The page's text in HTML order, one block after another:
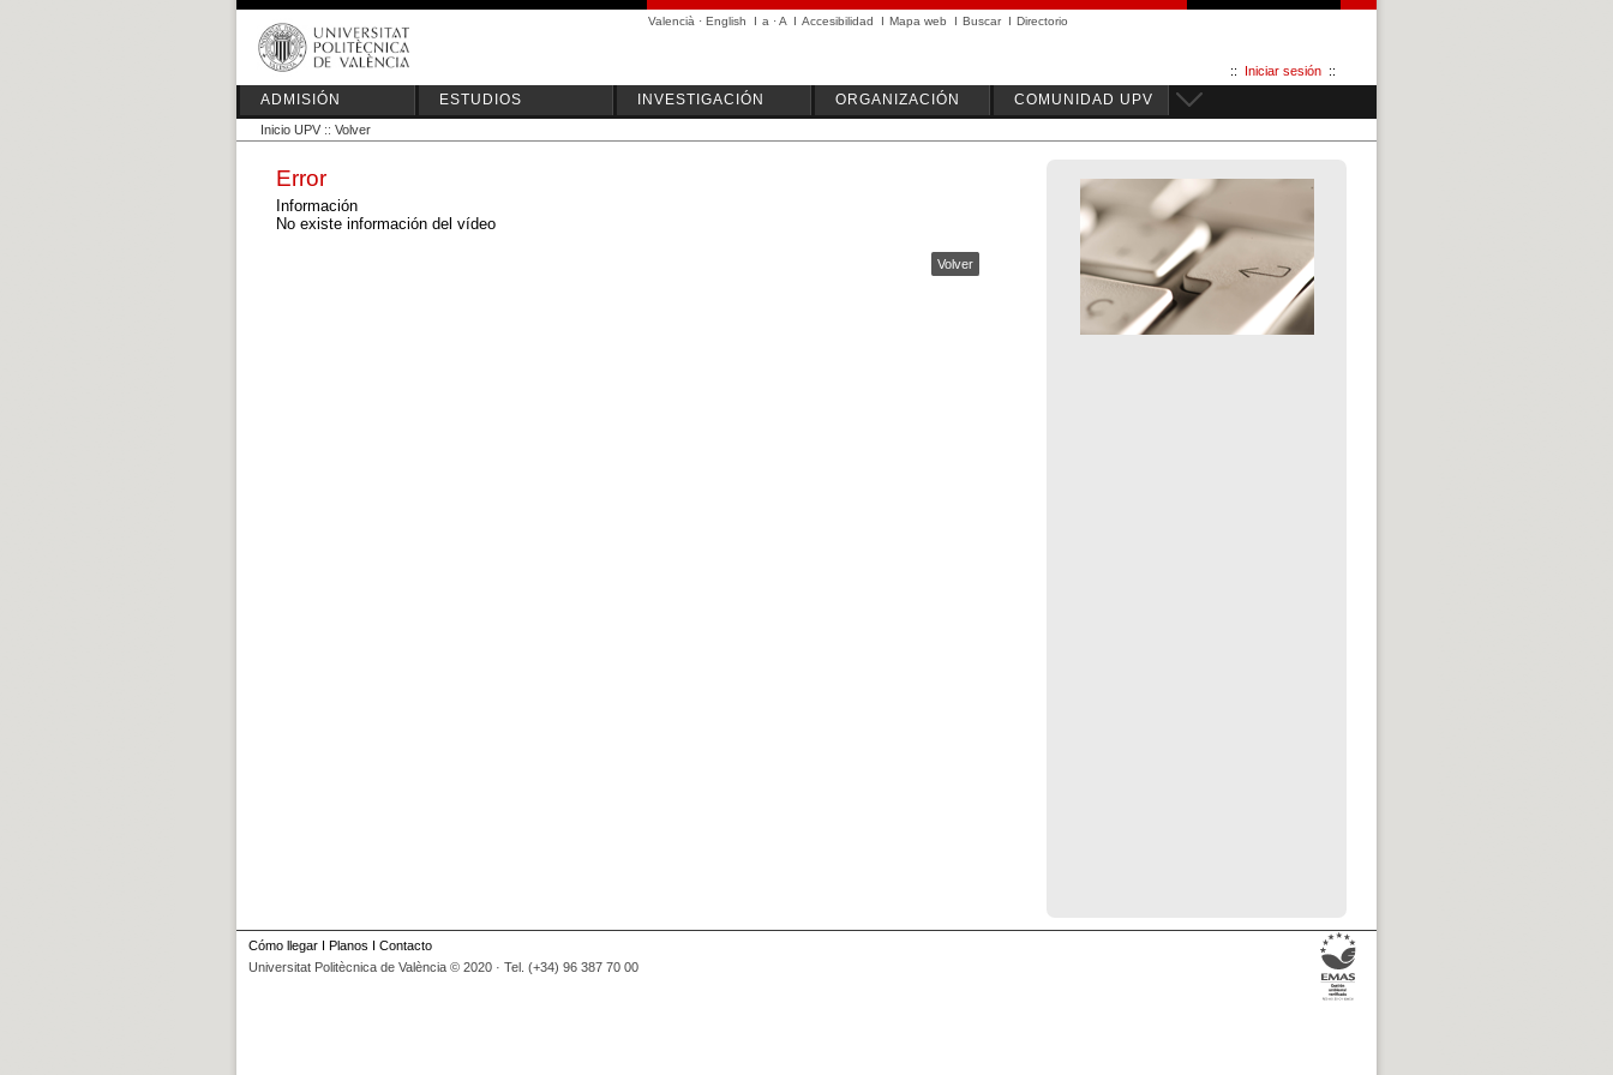
Valencià · English I a ·A I Accesibilidad I Mapa web I Buscar I Directorio
:: Iniciar sesión ::
ADMISIÓN ESTUDIOS INVESTIGACIÓN ORGANIZACIÓN COMUNIDAD UPV
Inicio UPV :: Volver
Error
Información
No existe información del vídeo
Volver
Cómo llegar I Planos I Contacto
Universitat Politècnica de València © 2020 · Tel. (+34) 96 387 70 00